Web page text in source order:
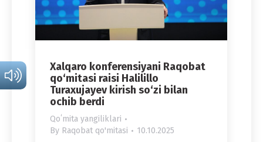
Xalqaro konferensiyani Raqobat
qo‘mitasi raisi Halilillo
Turaxujayev kirish so‘zi bilan
ochib berdi
Qoʻmita yangiliklari
By Raqobat qo'mitasi 10.10.2025